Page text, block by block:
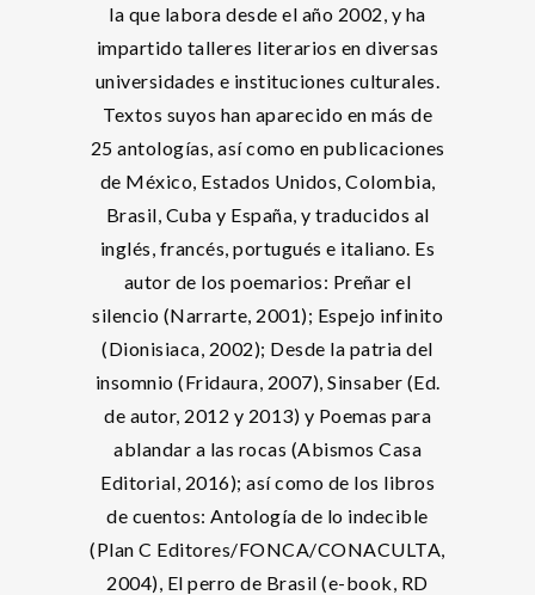
la que labora desde el año 2002, y ha
impartido talleres literarios en diversas
universidades e instituciones culturales.
Textos suyos han aparecido en más de
25 antologías, así como en publicaciones
de México, Estados Unidos, Colombia,
Brasil, Cuba y España, y traducidos al
inglés, francés, portugués e italiano. Es
autor de los poemarios: Preñar el
silencio (Narrarte, 2001); Espejo infinito
(Dionisiaca, 2002); Desde la patria del
insomnio (Fridaura, 2007), Sinsaber (Ed.
de autor, 2012 y 2013) y Poemas para
ablandar a las rocas (Abismos Casa
Editorial, 2016); así como de los libros
de cuentos: Antología de lo indecible
(Plan C Editores/FONCA/CONACULTA,
2004), El perro de Brasil (e-book, RD